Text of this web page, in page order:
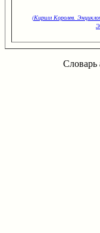
(Кирилл Королев.
Словарь